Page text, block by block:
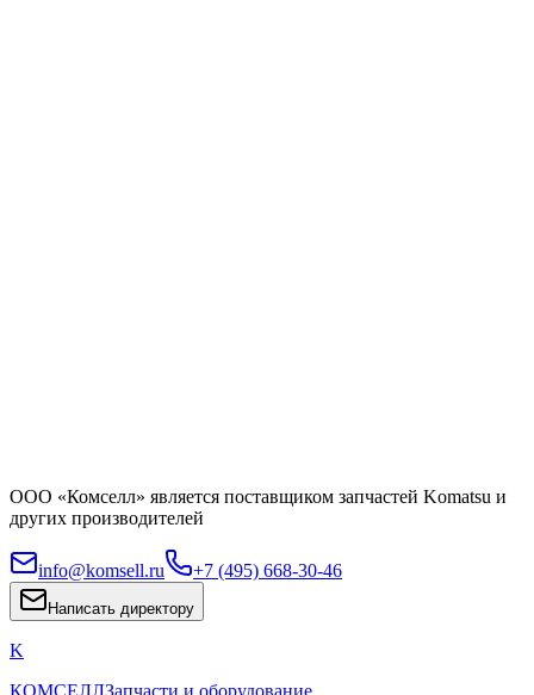
ООО «Комселл» является поставщиком запчастей Komatsu и
других производителей
info@komsell.ru +7 (495) 668-30-46
Написать директору
K
КОМСЕЛЛЗапчасти и оборудование